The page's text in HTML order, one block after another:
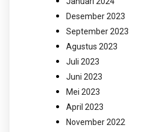
Desember 2023
September 2023
Agustus 2023
Juli 2023
Juni 2023
Mei 2023
April 2023
November 2022